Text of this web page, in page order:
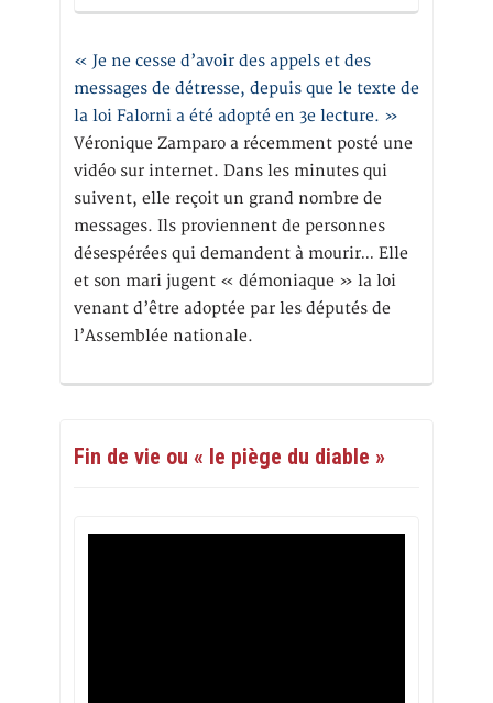
« Je ne cesse d’avoir des appels et des
messages de détresse, depuis que le texte de
la loi Falorni a été adopté en 3e lecture. »
Véronique Zamparo a récemment posté une
vidéo sur internet. Dans les minutes qui
suivent, elle reçoit un grand nombre de
messages. Ils proviennent de personnes
désespérées qui demandent à mourir… Elle
et son mari jugent « démoniaque » la loi
venant d’être adoptée par les députés de
l’Assemblée nationale.
Fin de vie ou « le piège du diable »